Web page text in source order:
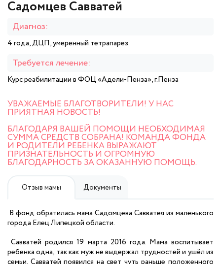
Садомцев Савватей
Диагноз:
4 года, ДЦП, умеренный тетрапарез.
Требуется лечение:
Курс реабилитации в ФОЦ «Адели-Пенза», г.Пенза
УВАЖАЕМЫЕ БЛАГОТВОРИТЕЛИ! У НАС
ПРИЯТНАЯ НОВОСТЬ!
БЛАГОДАРЯ ВАШЕЙ ПОМОЩИ НЕОБХОДИМАЯ
СУММА СРЕДСТВ СОБРАНА! КОМАНДА ФОНДА
И РОДИТЕЛИ РЕБЕНКА ВЫРАЖАЮТ
ПРИЗНАТЕЛЬНОСТЬ И ОГРОМНУЮ
БЛАГОДАРНОСТЬ ЗА ОКАЗАННУЮ ПОМОЩЬ.
Отзыв мамы Документы
В фонд обратилась мама Садомцева Савватея из маленького
города Елец Липецкой области.
Савватей родился 19 марта 2016 года. Мама воспитывает
ребенка одна, так как муж не выдержал трудностей и ушёл из